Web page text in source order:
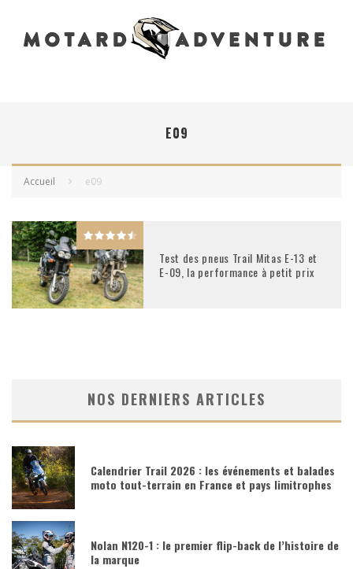
E09
Accueil e09
Test des pneus Trail Mitas E-13 et
E-09, la performance à petit prix
NOS DERNIERS ARTICLES
Calendrier Trail 2026 : les événements et balades
moto tout-terrain en France et pays limitrophes
Nolan N120-1 : le premier flip-back de l’histoire de
la marque